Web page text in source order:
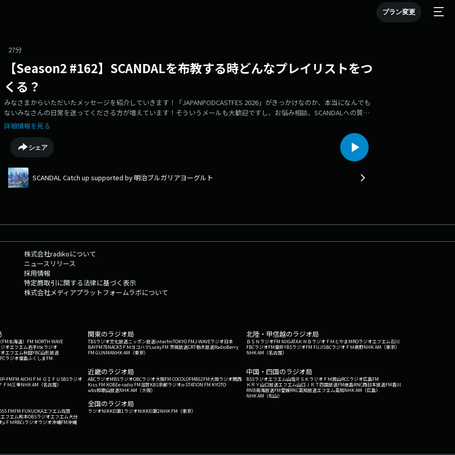
プラン変更
27分
【Season2 #162】SCANDALを布教する時どんなプレイリストをつ
くる？
みなさまからいただいたメッセージを紹介していきます！「JAPANPODCASTFES 2026」がきっかけなのか、本当になんでも
ないみなさんの日常を送ってくださる方が増えています！そういうメールも大歓迎ですし、お悩み相談、SCANDALへの質問
などなどなんでも大丈夫です。そして、久しぶりにスメンタルをやってほしいという声も届きました。久しぶりにいつかやり
ましょうか…！【お知らせ】5月10日（日）19時ーからは、TOKYO FM SUNDAY SPECIAL「SCANDAL Catch up supported by
明治ブルガリアヨーグルト」〜ON AIR〜が決定しました！生放送です！5月27日（水）にリリースされるSCANDAL12枚目の
オリジナルアルバム『ECHO』、あわせて 5月15日「ヨーグルトの日」を祝して、スペシャルな1時間をお届けします！募集中
のメールテーマは「私の小さな栄光」！普段はあまり言ってないけど、ちょっとだけ自慢したい…あなたの“栄光エピソー
ド”を大募集。メッセージが紹介された方全員に「明治ブルガリアヨーグルトLB81ギフト券」をプレゼント！★期間限定でメ
ールテーマ『Girl is Connect』を募集します★1月21日にリリースされた、配信シングル『Girl is Ghost』を記念して、期間限
ージにいれてください。⁠⁠⁠⁠⁠⁠⁠⁠⁠⁠⁠⁠⁠⁠⁠⁠⁠⁠⁠⁠⁠⁠⁠⁠⁠⁠⁠⁠⁠⁠すべてのメールはこちら⁠⁠⁠⁠⁠⁠⁠⁠⁠⁠⁠⁠⁠⁠⁠⁠⁠⁠⁠⁠⁠⁠⁠⁠⁠⁠⁠⁠⁠【 コーナー 】★SCANDAL その前にSCANDALを好きになる前にハマったバ
でいる海外のクイズを出します。★境界線協会境界線が曖昧な出来事や言葉を送ってください。(ex)「天才と変わり者」「親
切とお節介」「味のある絵と下手な絵」★最強の四文字語感としても意味としても、めちゃくちゃ強そうな、ひらがな四文
字・漢字四文字を探すコーナー。新たに言葉を作っても大丈夫です！★私の地元にしかない近隣エリアにしかない「モノ」
「コト」を教えてください。★SCANDALの知らない世界メンバーが知らない「世界」のことを学ぶコーナーです。みなさん
が知ってて、メンバーが知らなそうな世界のことを送ってください。★スーパースーパーあなたが使っているスーパー、気に
なっているスーパー、地元のスーパーなど、スーパーの情報を送ってください！⁠⁠⁠⁠⁠⁠⁠⁠⁠⁠⁠⁠⁠⁠⁠⁠⁠⁠⁠⁠⁠⁠⁠⁠⁠⁠⁠⁠SCANDAL OfficialSite⁠⁠⁠⁠⁠⁠⁠⁠⁠⁠⁠⁠⁠⁠⁠⁠⁠⁠⁠⁠⁠⁠⁠⁠⁠⁠⁠⁠⁠⁠⁠⁠⁠⁠⁠⁠⁠⁠⁠⁠⁠⁠⁠⁠⁠⁠⁠⁠⁠⁠⁠SCANDAL OfficialX⁠⁠⁠⁠⁠⁠⁠⁠⁠⁠⁠⁠⁠⁠⁠⁠⁠⁠⁠⁠⁠⁠⁠⁠⁠⁠⁠⁠
詳細情報を見る
シェア
SCANDAL Catch up supported by 明治ブルガリアヨーグルト
株式会社radikoについて
ニュースリリース
採用情報
特定商取引に関する法律に基づく表示
株式会社メディアプラットフォームラボについて
北海道） FM NORTH WAVE
オエフエム岩手tbcラジオ
エフエム秋田YBC山形放送
ラジオ福島ふくしまFM
関東のラジオ局
TBSラジオ文化放送ニッポン放送interfmTOKYO FMJ-WAVEラジオ日本
BAYFM78NACK5 ＦＭヨコハマLuckyFM 茨城放送CRT栃木放送RadioBerry
FM GUNMANHK AM（東京）
北陸・甲信越のラジオ局
ＢＳＮラジオFM NIIGATAＫＮＢラジオ ＦＭとやまMROラジオエフエム石川
FBCラジオFM福井YBSラジオFM FUJISBCラジオ ＦＭ長野NHK AM（東京）
NHK AM（名古屋）
FMFM AICHI ＦＭ ＧＩＦＵ SBSラジオ
ＦＭ三重NHK AM（名古屋）
近畿のラジオ局
ABCラジオMBSラジオOBCラジオ大阪FM COCOLOFM802FM大阪ラジオ関西
Kiss FM KOBEe-radio FM滋賀KBS京都ラジオα-STATION FM KYOTO
wbs和歌山放送NHK AM（大阪）
中国・四国のラジオ局
BSSラジオエフエム山陰ＲＳＫラジオ ＦＭ岡山RCCラジオ広島FM
ＫＲＹ山口放送エフエム山口 ＪＲＴ四国放送FM徳島RNC西日本放送FM香川
RNB南海放送FM愛媛RKC高知放送エフエム高知NHK AM（広島）
NHK AM（松山）
FMFM FUKUOKAエフエム佐賀
フエム熊本OBSラジオエフエム大分
μＦＭRBCiラジオラジオ沖縄FM沖縄
全国のラジオ局
ラジオNIKKEI第1ラジオNIKKEI第2NHK FM（東京）